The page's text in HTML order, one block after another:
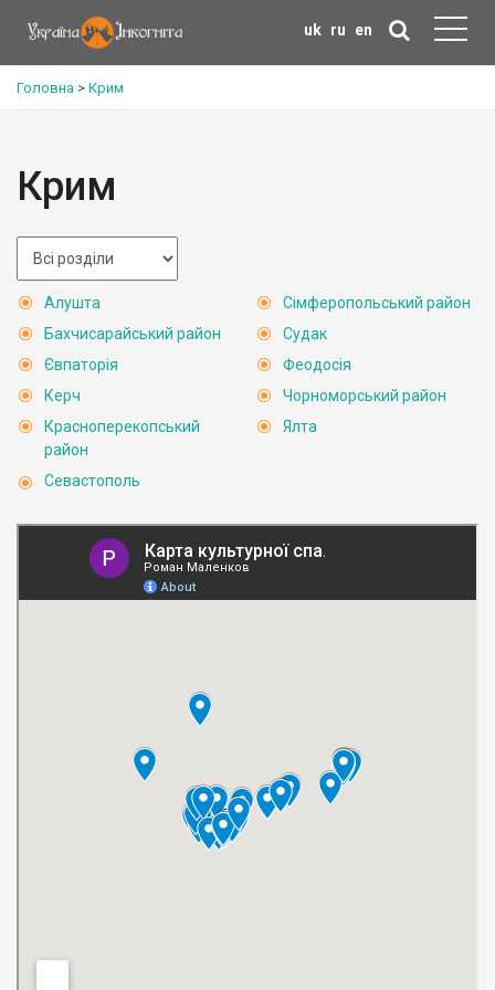
uk ru en
Головна > Крим
Крим
Алушта
Бахчисарайський район
Євпаторія
Керч
Красноперекопський
район
Севастополь
Сімферопольський район
Судак
Феодосія
Чорноморський район
Ялта